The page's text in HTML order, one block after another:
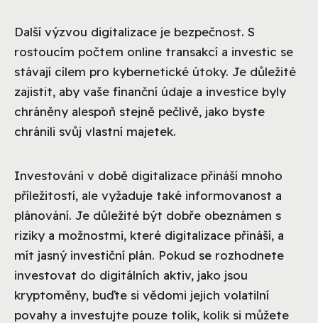
Další výzvou digitalizace je bezpečnost. S
rostoucím počtem online transakcí a investic se
stávají cílem pro kybernetické útoky. Je důležité
zajistit, aby vaše finanční údaje a investice byly
chráněny alespoň stejně pečlivě, jako byste
chránili svůj vlastní majetek.
Investování v době digitalizace přináší mnoho
příležitostí, ale vyžaduje také informovanost a
plánování. Je důležité být dobře obeznámen s
riziky a možnostmi, které digitalizace přináší, a
mít jasný investiční plán. Pokud se rozhodnete
investovat do digitálních aktiv, jako jsou
kryptoměny, buďte si vědomi jejich volatilní
povahy a investujte pouze tolik, kolik si můžete